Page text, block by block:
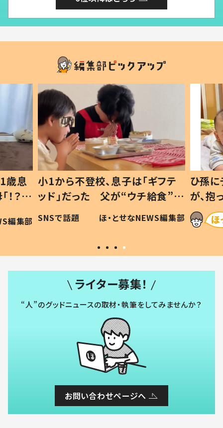
歳息
？」
編集部
小1から不登校、息子は「ギフテ
ッド」だった 父が“ウチ給食”を
作り続ける理由とは #令和の親
#令和の子
SNSで話題 ほ・とせなNEWS編集部
ひ孫
が、
「涙が
い」
ライター募集！
“人”のグッドニュースの取材・執筆をしてみませんか？
お問い合わせページへ